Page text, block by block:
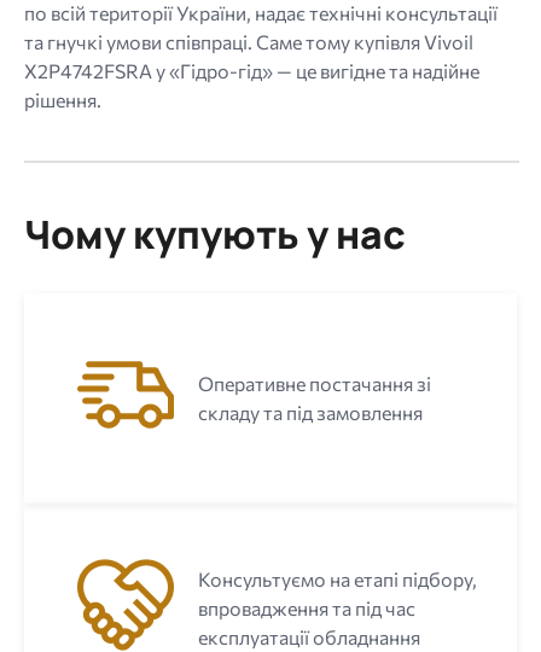
по всій території України, надає технічні консультації
та гнучкі умови співпраці. Саме тому купівля Vivoil
X2P4742FSRA у «Гідро-гід» — це вигідне та надійне
рішення.
Чому купують у нас
Оперативне постачання зі
складу та під замовлення
Консультуємо на етапі підбору,
впровадження та під час
експлуатації обладнання